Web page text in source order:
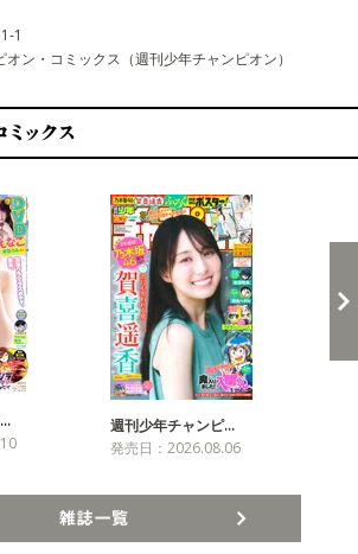
1
ン・コミックス（週刊少年チャンピオン）
週刊少年チャンピ…
発売日：2026.08.06